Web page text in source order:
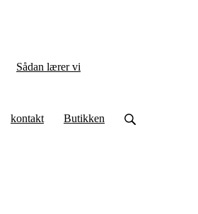
Sådan lærer vi
kontakt Butikken